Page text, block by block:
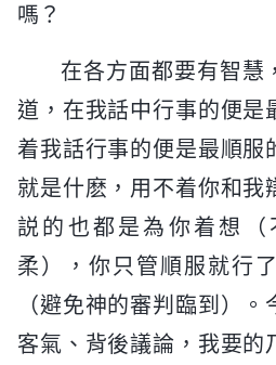
嗎？
在各方面都要有智慧
道，在我話中行事的便是
着我話行事的便是最順服
就是什麽，用不着你和我
説的也都是為你着想（
柔），你只管順服就行
（避免神的審判臨到）
客氣、背後議論，我要的